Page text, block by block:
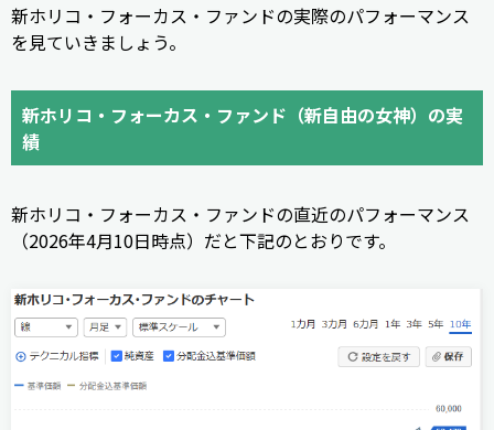
新ホリコ・フォーカス・ファンドの実際のパフォーマンス
を見ていきましょう。
新ホリコ・フォーカス・ファンド（新自由の女神）の実
績
新ホリコ・フォーカス・ファンドの直近のパフォーマンス
（2026年4月10日時点）だと下記のとおりです。